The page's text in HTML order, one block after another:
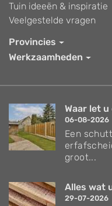
Tuin ideeën & inspiratie
Veelgestelde vragen
Provincies
Werkzaamheden
Waar let
06-08-2026
Een
groot...
Alles wat
29-07-2026